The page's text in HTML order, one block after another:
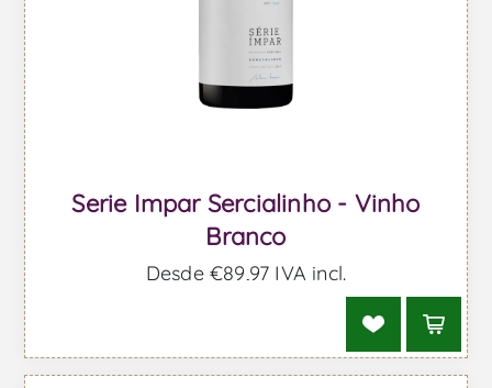
Serie Impar Sercialinho - Vinho
Branco
Desde €89,97 IVA incl.